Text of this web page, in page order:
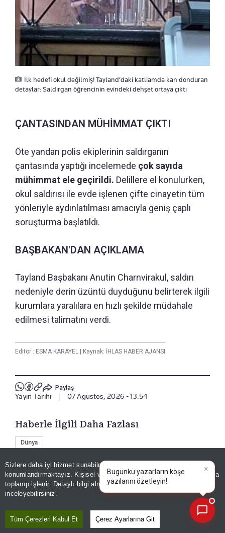
Sizlere daha iyi hizmet sunabilmek adına sitemizde
konumlandırmaktayız. Kişisel verileriniz, KVKK ve GDPR kapsamında
toplanıp işlenir. Detaylı bilgi almak içinAydınlatma Metnimizi
inceleyebilirsiniz.
Tüm Çerezleri Kabul Et Çerez Ayarlarına Git
İlk hedefi okul değilmiş! Tayland’daki katliamda kan donduran
detaylar: Saldırgan öğrencinin evindeki dehşet ortaya çıktı
ÇANTASINDAN MÜHİMMAT ÇIKTI
Öte yandan polis ekiplerinin saldırganın
çantasında yaptığı incelemede çok sayıda
mühimmat ele geçirildi. Delillere el konulurken,
okul saldırısı ile evde işlenen çifte cinayetin tüm
yönleriyle aydınlatılması amacıyla geniş çaplı
soruşturma başlatıldı.
BAŞBAKAN'DAN AÇIKLAMA
Tayland Başbakanı Anutin Charnvirakul, saldırı
nedeniyle derin üzüntü duyduğunu belirterek ilgili
kurumlara yaralılara en hızlı şekilde müdahale
edilmesi talimatını verdi.
Editör : ESMA KARAYEL Kaynak: İHLAS HABER AJANSI
Paylaş
Yayın Tarihi 07 Ağustos, 2026 - 13:54
Haberle İlgili Daha Fazlası
Dünya
Bizi Takip Edin
Bugünkü yazarların köşe